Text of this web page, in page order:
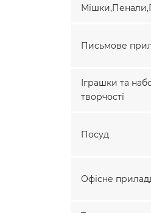
Письмове
Іграшки та
творчості
Посуд
Офісне